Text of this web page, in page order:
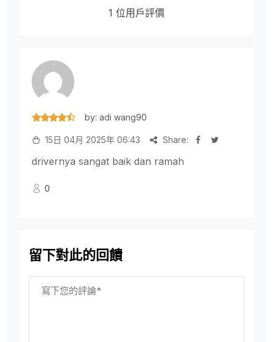
1 位用戶評價
by: adi wang90
15日 04月 2025年 06:43 Share:
drivernya sangat baik dan ramah
0
留下對此的回饋